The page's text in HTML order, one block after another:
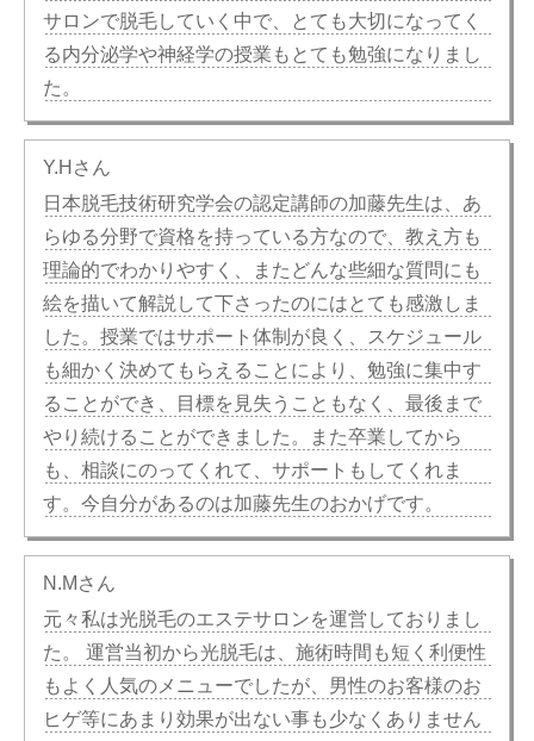
サロンで脱毛していく中で、とても大切になってく
る内分泌学や神経学の授業もとても勉強になりまし
た。
Y.Hさん
日本脱毛技術研究学会の認定講師の加藤先生は、あ
らゆる分野で資格を持っている方なので、教え方も
理論的でわかりやすく、またどんな些細な質問にも
絵を描いて解説して下さったのにはとても感激しま
した。授業ではサポート体制が良く、スケジュール
も細かく決めてもらえることにより、勉強に集中す
ることができ、目標を見失うこともなく、最後まで
やり続けることができました。また卒業してから
も、相談にのってくれて、サポートもしてくれま
す。今自分があるのは加藤先生のおかげです。
N.Mさん
元々私は光脱毛のエステサロンを運営しておりまし
た。 運営当初から光脱毛は、施術時間も短く利便性
もよく人気のメニューでしたが、男性のお客様のお
ヒゲ等にあまり効果が出ない事も少なくありません